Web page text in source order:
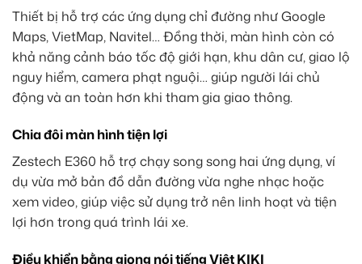
Thiết bị hỗ trợ các ứng dụng chỉ đường như Google
Maps, VietMap, Navitel… Đồng thời, màn hình còn có
khả năng cảnh báo tốc độ giới hạn, khu dân cư, giao lộ
nguy hiểm, camera phạt nguội… giúp người lái chủ
động và an toàn hơn khi tham gia giao thông.
Chia đôi màn hình tiện lợi
Zestech E360 hỗ trợ chạy song song hai ứng dụng, ví
dụ vừa mở bản đồ dẫn đường vừa nghe nhạc hoặc
xem video, giúp việc sử dụng trở nên linh hoạt và tiện
lợi hơn trong quá trình lái xe.
Điều khiển bằng giọng nói tiếng Việt KIKI